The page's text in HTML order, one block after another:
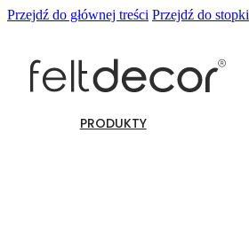
Przejdź do głównej treści Przejdź do stopki
PRODUKTY